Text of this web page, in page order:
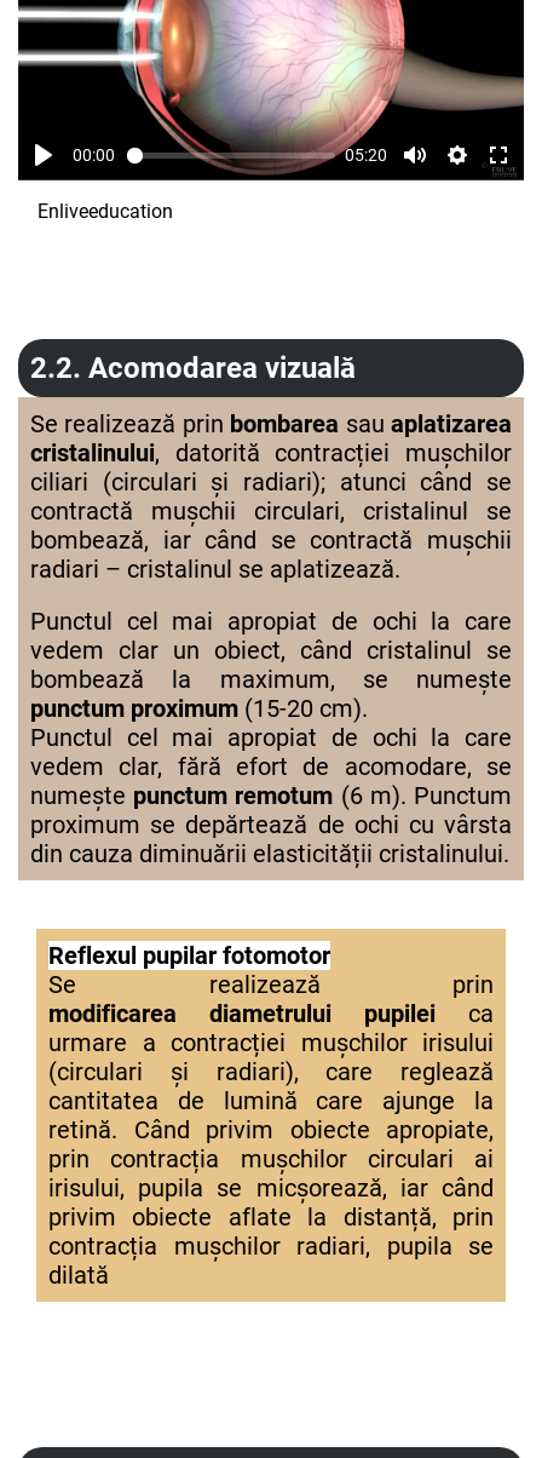
00:00 05:20
Enliveeducation
2.2. Acomodarea vizuală
Se realizează prin bombarea sauaplatizarea
cristalinului, datorită contracției mușchilor
ciliari (circulari și radiari); atunci când se
contractă mușchii circulari, cristalinul se
bombează, iar când se contractă mușchii
radiari – cristalinul se aplatizează.
Punctul cel mai apropiat de ochi la care
vedem clar un obiect, când cristalinul se
bombează la maximum, se numeşte
punctum proximum (15-20 cm).
Punctul cel mai apropiat de ochi la care
vedem clar, fără efort de acomodare, se
numeşte punctum remotum (6 m). Punctum
proximum se depărtează de ochi cu vârsta
din cauza diminuării elasticității cristalinului.
Reflexul pupilar fotomotor
Se realizează prin
modificarea diametrului pupilei ca
urmare a contracției mușchilor irisului
(circulari și radiari), care reglează
cantitatea de lumină care ajunge la
retină. Când privim obiecte apropiate,
prin contracția mușchilor circulari ai
irisului, pupila se micșorează, iar când
privim obiecte aflate la distanță, prin
contracția mușchilor radiari, pupila se
dilată